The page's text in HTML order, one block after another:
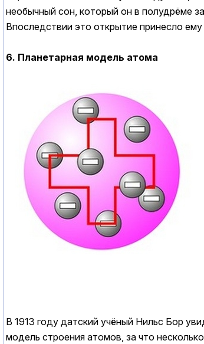
необычный сон, который он в полудрёме
Впоследствии это открытие принесло
6. Планетарная модель атома
В 1913 году датский учёный Нильс Бор
модель строения атомов, за что